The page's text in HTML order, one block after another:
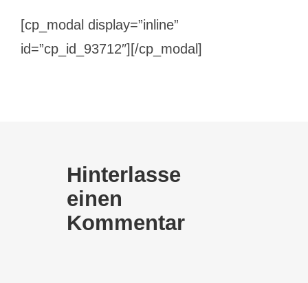
[cp_modal display=”inline”
id=”cp_id_93712″][/cp_modal]
Hinterlasse
einen
Kommentar